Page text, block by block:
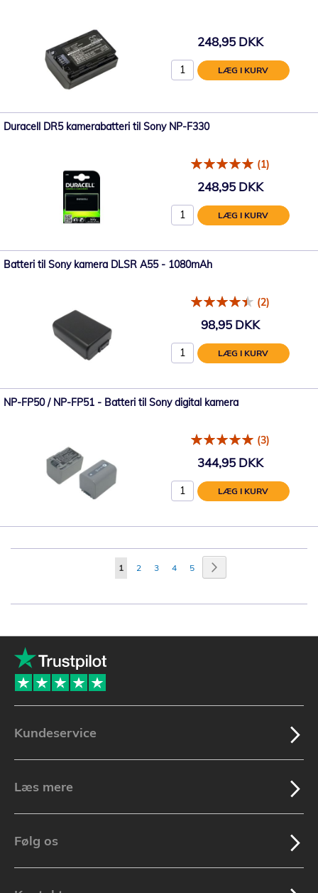
248,95 DKK
LÆG I KURV
Duracell DR5 kamerabatteri til Sony NP-F330
(1)
248,95 DKK
LÆG I KURV
Batteri til Sony kamera DLSR A55 - 1080mAh
(2)
98,95 DKK
LÆG I KURV
NP-FP50 / NP-FP51 - Batteri til Sony digital kamera
(3)
344,95 DKK
LÆG I KURV
Side
Du
1 Side
2 Side
3 Side
4 Side
5
Kundeservice
Læs mere
Følg os